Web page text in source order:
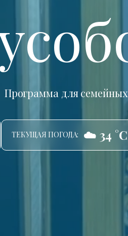
Программа для
ТЕКУЩАЯ ПОГОДА: ☁️ 34 °C